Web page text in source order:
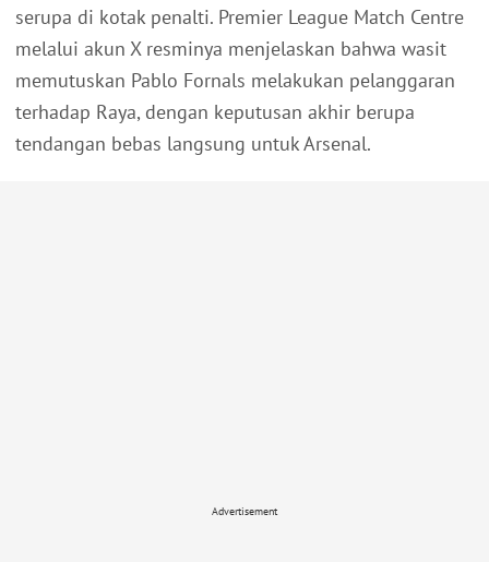
serupa di kotak penalti. Premier League Match Centre
melalui akun X resminya menjelaskan bahwa wasit
memutuskan Pablo Fornals melakukan pelanggaran
terhadap Raya, dengan keputusan akhir berupa
tendangan bebas langsung untuk Arsenal.
Advertisement